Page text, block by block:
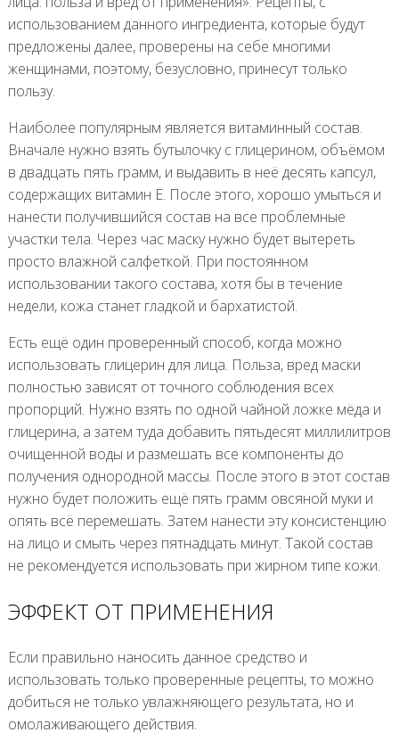
использованием данного ингредиента, которые будут
предложены далее, проверены на себе многими
женщинами, поэтому, безусловно, принесут только
пользу.
Наиболее популярным является витаминный состав.
Вначале нужно взять бутылочку с глицерином, объёмом
в двадцать пять грамм, и выдавить в неё десять капсул,
содержащих витамин Е. После этого, хорошо умыться и
нанести получившийся состав на все проблемные
участки тела. Через час маску нужно будет вытереть
просто влажной салфеткой. При постоянном
использовании такого состава, хотя бы в течение
недели, кожа станет гладкой и бархатистой.
Есть ещё один проверенный способ, когда можно
использовать глицерин для лица. Польза, вред маски
полностью зависят от точного соблюдения всех
пропорций. Нужно взять по одной чайной ложке мёда и
глицерина, а затем туда добавить пятьдесят миллилитров
очищенной воды и размешать все компоненты до
получения однородной массы. После этого в этот состав
нужно будет положить ещё пять грамм овсяной муки и
опять всё перемешать. Затем нанести эту консистенцию
на лицо и смыть через пятнадцать минут. Такой состав
не рекомендуется использовать при жирном типе кожи.
ЭФФЕКТ ОТ ПРИМЕНЕНИЯ
Если правильно наносить данное средство и
использовать только проверенные рецепты, то можно
добиться не только увлажняющего результата, но и
омолаживающего действия.